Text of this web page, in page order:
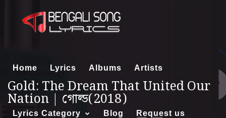
Home Lyrics Albums Artists
Lyrics Category Blog Request us
Gold: The Dream That United Our
Nation | গোল্ড(2018)